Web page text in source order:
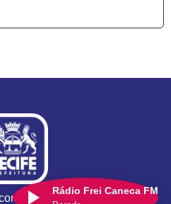
Rádio Frei Caneca FM